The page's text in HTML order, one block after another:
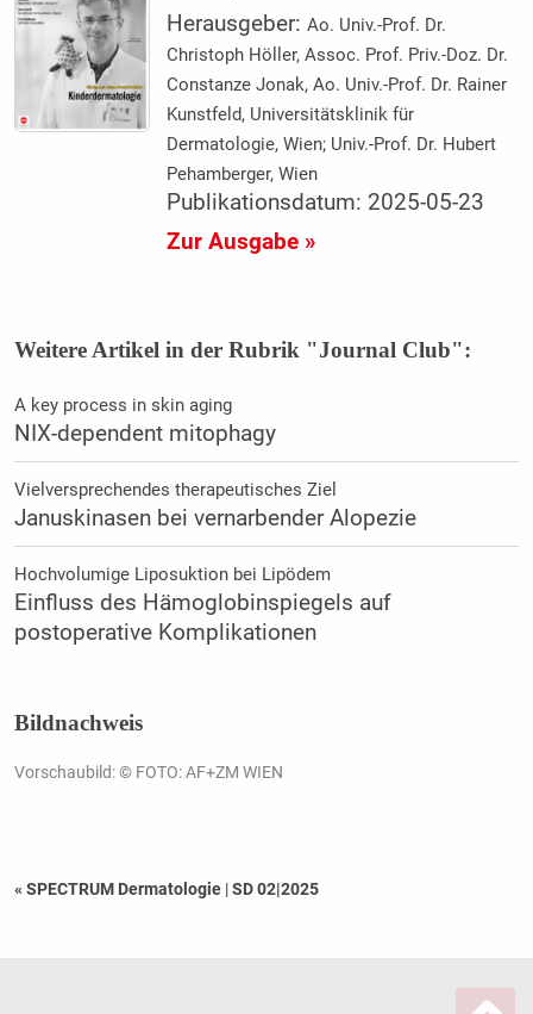
Herausgeber:Ao. Univ.-Prof. Dr.
Christoph Höller, Assoc. Prof. Priv.-Doz. Dr.
Constanze Jonak, Ao. Univ.-Prof. Dr. Rainer
Kunstfeld, Universitätsklinik für
Dermatologie, Wien; Univ.-Prof. Dr. Hubert
Pehamberger, Wien
Publikationsdatum: 2025-05-23
Zur Ausgabe »
Weitere Artikel in der Rubrik "Journal Club":
A key process in skin aging
NIX-dependent mitophagy
Vielversprechendes therapeutisches Ziel
Januskinasen bei vernarbender Alopezie
Hochvolumige Liposuktion bei Lipödem
Einfluss des Hämoglobinspiegels auf
postoperative Komplikationen
Bildnachweis
Vorschaubild: © FOTO: AF+ZM WIEN
« SPECTRUM Dermatologie |SD 02|2025